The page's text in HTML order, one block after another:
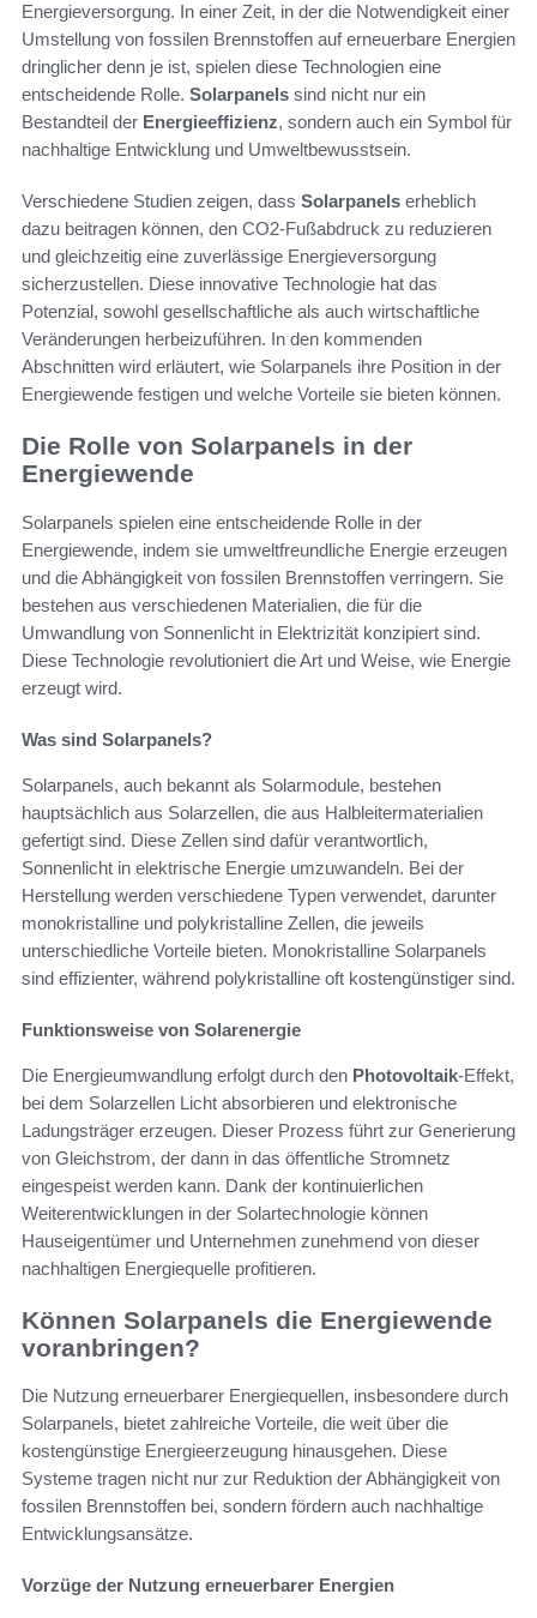
Energieversorgung. In einer Zeit, in der die Notwendigkeit einer
Umstellung von fossilen Brennstoffen auf erneuerbare Energien
dringlicher denn je ist, spielen diese Technologien eine
entscheidende Rolle. Solarpanels sind nicht nur ein
Bestandteil der Energieeffizienz, sondern auch ein Symbol für
nachhaltige Entwicklung und Umweltbewusstsein.
Verschiedene Studien zeigen, dass Solarpanels erheblich
dazu beitragen können, den CO2-Fußabdruck zu reduzieren
und gleichzeitig eine zuverlässige Energieversorgung
sicherzustellen. Diese innovative Technologie hat das
Potenzial, sowohl gesellschaftliche als auch wirtschaftliche
Veränderungen herbeizuführen. In den kommenden
Abschnitten wird erläutert, wie Solarpanels ihre Position in der
Energiewende festigen und welche Vorteile sie bieten können.
Die Rolle von Solarpanels in der
Energiewende
Solarpanels spielen eine entscheidende Rolle in der
Energiewende, indem sie umweltfreundliche Energie erzeugen
und die Abhängigkeit von fossilen Brennstoffen verringern. Sie
bestehen aus verschiedenen Materialien, die für die
Umwandlung von Sonnenlicht in Elektrizität konzipiert sind.
Diese Technologie revolutioniert die Art und Weise, wie Energie
erzeugt wird.
Was sind Solarpanels?
Solarpanels, auch bekannt als Solarmodule, bestehen
hauptsächlich aus Solarzellen, die aus Halbleitermaterialien
gefertigt sind. Diese Zellen sind dafür verantwortlich,
Sonnenlicht in elektrische Energie umzuwandeln. Bei der
Herstellung werden verschiedene Typen verwendet, darunter
monokristalline und polykristalline Zellen, die jeweils
unterschiedliche Vorteile bieten. Monokristalline Solarpanels
sind effizienter, während polykristalline oft kostengünstiger sind.
Funktionsweise von Solarenergie
Die Energieumwandlung erfolgt durch den Photovoltaik-Effekt,
bei dem Solarzellen Licht absorbieren und elektronische
Ladungsträger erzeugen. Dieser Prozess führt zur Generierung
von Gleichstrom, der dann in das öffentliche Stromnetz
eingespeist werden kann. Dank der kontinuierlichen
Weiterentwicklungen in der Solartechnologie können
Hauseigentümer und Unternehmen zunehmend von dieser
nachhaltigen Energiequelle profitieren.
Können Solarpanels die Energiewende
voranbringen?
Die Nutzung erneuerbarer Energiequellen, insbesondere durch
Solarpanels, bietet zahlreiche Vorteile, die weit über die
kostengünstige Energieerzeugung hinausgehen. Diese
Systeme tragen nicht nur zur Reduktion der Abhängigkeit von
fossilen Brennstoffen bei, sondern fördern auch nachhaltige
Entwicklungsansätze.
Vorzüge der Nutzung erneuerbarer Energien